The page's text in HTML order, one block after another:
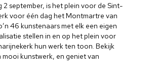
2 september, is het plein voor de Sint-
voor één dag het Montmartre van
46 kunstenaars met elk een eigen
stellen in en op het plein voor
hun werk ten toon. Bekijk
mooi kunstwerk, en geniet van